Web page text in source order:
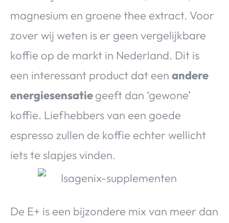
magnesium en groene thee extract. Voor
zover wij weten is er geen vergelijkbare
koffie op de markt in Nederland. Dit is
een interessant product dat een andere
energiesensatiegeeft dan ‘gewone’
koffie. Liefhebbers van een goede
espresso zullen de koffie echter wellicht
iets te slapjes vinden.
De E+ is een bijzondere mix van meer dan